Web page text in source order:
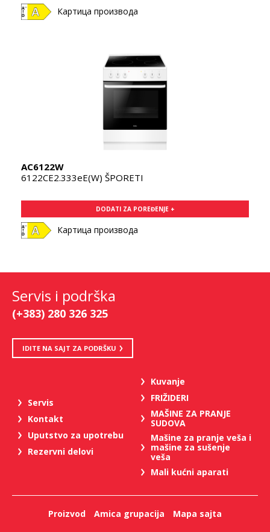
Картица производа
AC6122W
6122CE2.333eE(W) ŠPORETI
DODATI ZA POREĐENJE +
Картица производа
Servis i podrška
(+383) 280 326 325
IDITE NA SAJT ZA PODRŠKU
Servis
Kontakt
Uputstvo za upotrebu
Rezervni delovi
Kuvanje
FRIŽIDERI
MAŠINE ZA PRANJE
SUDOVA
Mašine za pranje veša i
mašine za sušenje
veša
Mali kućni aparati
Proizvod Amica grupacija Mapa sajta